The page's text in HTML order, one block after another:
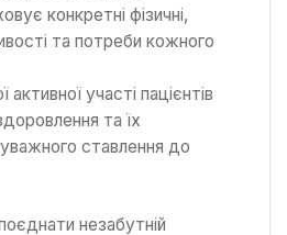
конкретні фізичні,
та потреби кожного
участі пацієнтів
та їх
уважного ставлення до
незабутній